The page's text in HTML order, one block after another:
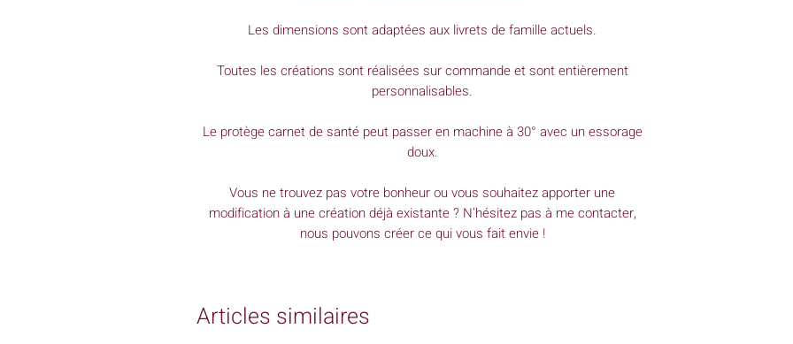
Les dimensions sont adaptées aux livrets de famille actuels.
Toutes les créations sont réalisées sur commande et sont entièrement
personnalisables.
Le protège carnet de santé peut passer en machine à 30° avec un essorage
doux.
Vous ne trouvez pas votre bonheur ou vous souhaitez apporter une
modification à une création déjà existante ? N’hésitez pas à me contacter,
nous pouvons créer ce qui vous fait envie !
Articles similaires